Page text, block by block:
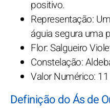
positivo.
Representação:
águia segura uma
Flor: Salgueiro
Constelação:
Valor Numérico: 11
Definição do Ás de